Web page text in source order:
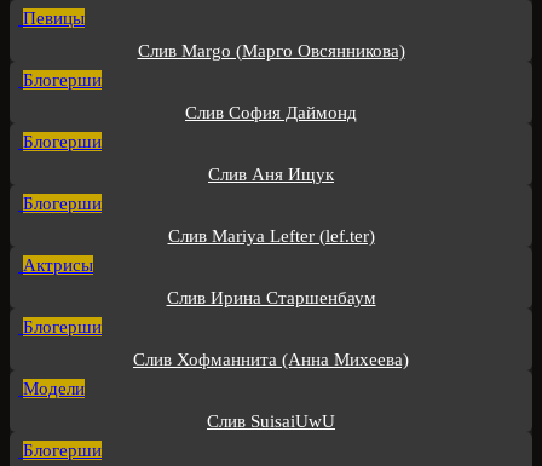
Певицы
Слив Margo (Марго Овсянникова)
Блогерши
Слив София Даймонд
Блогерши
Слив Аня Ищук
Блогерши
Слив Mariya Lefter (lef.ter)
Актрисы
Слив Ирина Старшенбаум
Блогерши
Слив Хофманнита (Анна Михеева)
Модели
Слив SuisaiUwU
Блогерши